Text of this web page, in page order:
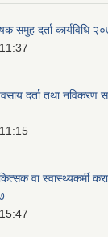
समुह दर्ता कार्यविधि
दर्ता तथा नविकरण
वा स्वास्थ्यकर्मी